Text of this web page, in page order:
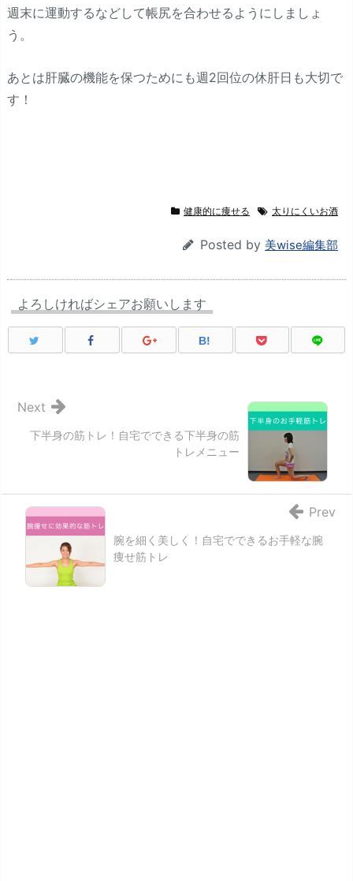
週末に運動するなどして帳尻を合わせるようにしましょ
う。
あとは肝臓の機能を保つためにも週2回位の休肝日も大切で
す！
健康的に痩せる 太りにくいお酒
Posted by 美wise編集部
よろしければシェアお願いします
B!
下半身の筋トレ！自宅でできる下半身の筋
トレメニュー
Next
腕を細く美しく！自宅でできるお手軽な腕
痩せ筋トレ
Prev